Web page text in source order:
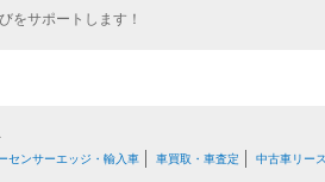
をサポートします！
センサーエッジ・輸入車 車買取・車査定 中古車リース